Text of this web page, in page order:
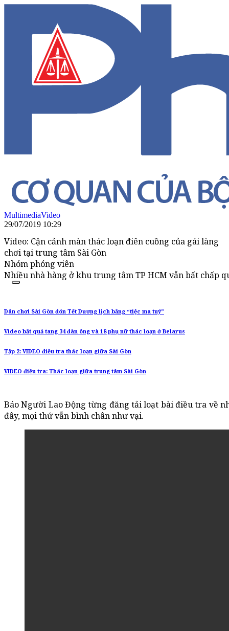
MultimediaVideo
29/07/2019 10:29
Video: Cận cảnh màn thác loạn điên cuồng của gái làng
chơi tại trung tâm Sài Gòn
Nhóm phóng viên
Nhiều nhà hàng ở khu trung tâm TP HCM vẫn bất chấp
Dân chơi Sài Gòn đón Tết Dương lịch bằng “tiệc ma tuý”
Video bắt quả tang 34 đàn ông và 18 phụ nữ thác loạn ở Belarus
Tập 2: VIDEO điều tra thác loạn giữa Sài Gòn
VIDEO điều tra: Thác loạn giữa trung tâm Sài Gòn
Báo Người Lao Động từng đăng tải loạt bài điều tra về
đây, mọi thứ vẫn bình chân như vại.